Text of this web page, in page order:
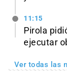
11:15
Pirola
ejecutar
Ver todas las